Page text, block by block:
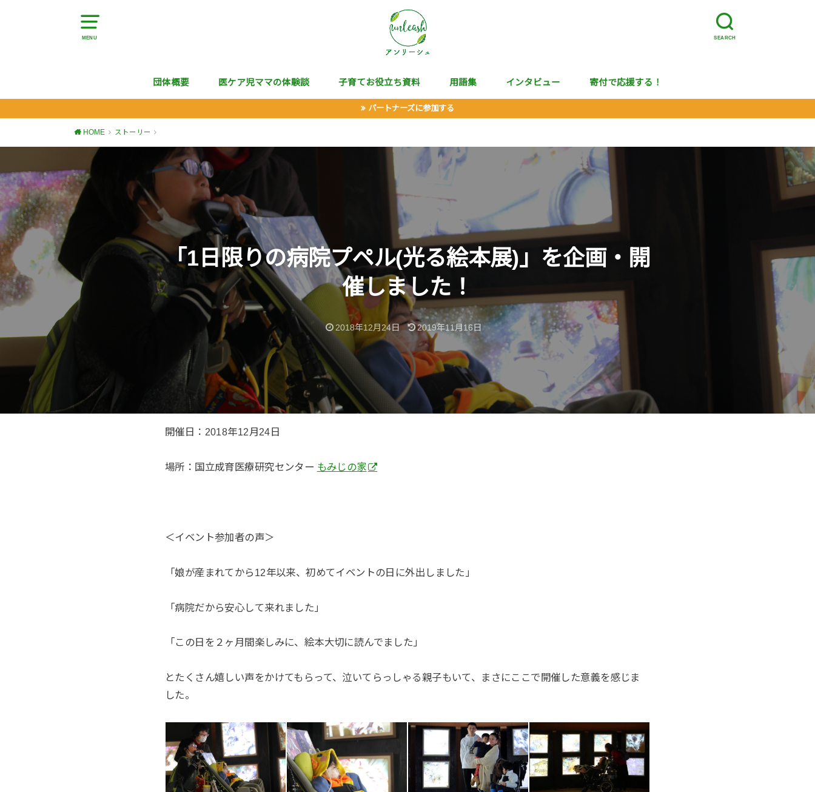
MENU SEARCH
団体概要 医ケア児ママの体験談 子育てお役立ち資料 用語集 インタビュー 寄付で応援する！
パートナーズに参加する
HOME ストーリー
「1日限りの病院プペル(光る絵本展)」を企画・開
催しました！
2018年12月24日 2019年11月16日
開催日：2018年12月24日
場所：国立成育医療研究センター もみじの家
＜イベント参加者の声＞
「娘が産まれてから12年以来、初めてイベントの日に外出しました」
「病院だから安心して来れました」
「この日を２ヶ月間楽しみに、絵本大切に読んでました」
とたくさん嬉しい声をかけてもらって、泣いてらっしゃる親子もいて、まさにここで開催した意義を感じま
した。